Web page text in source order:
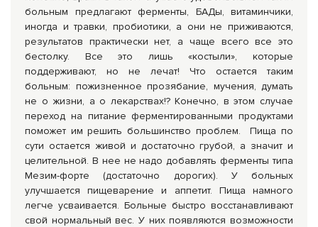
больным предлагают ферменты, БАДы, витаминчики,
иногда и травки, пробиотики, а они не приживаются,
результатов практически нет, а чаще всего все это
бестолку. Все это лишь «костыли», которые
поддерживают, но не лечат! Что остается таким
больным: пожизненное прозябание, мучения, думать
не о жизни, а о лекарствах!? Конечно, в этом случае
переход на питание ферментированными продуктами
поможет им решить большинство проблем. Пища по
сути остается живой и достаточно грубой, а значит и
целительной. В нее не надо добавлять ферменты типа
Мезим-форте (достаточно дорогих). У больных
улучшается пищеварение и аппетит. Пища намного
легче усваивается. Больные быстро восстанавливают
свой нормальный вес. У них появляются возможности